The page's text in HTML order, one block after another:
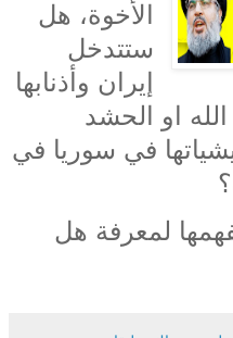
الأخوة، هل
ستتدخل
إيران وأذنابها
او الحشد
في سوريا في
لمعرفة هل